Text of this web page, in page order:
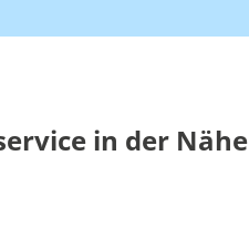
in der Nähe